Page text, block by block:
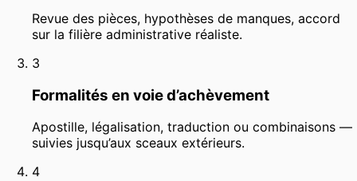
Revue des pièces, hypothèses de manques, accord
sur la filière administrative réaliste.
3
Formalités en voie d’achèvement
Apostille, légalisation, traduction ou combinaisons —
suivies jusqu’aux sceaux extérieurs.
4